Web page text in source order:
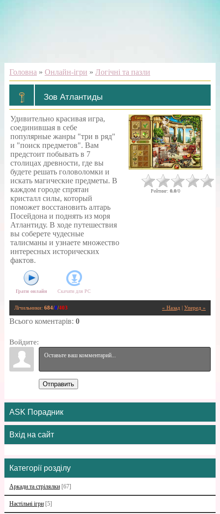
Головна » Онлайн-ігри » Логічні та пазли
Зов Атлантиды
Удивительно красивая игра,
соединившая в себе
популярные жанры "три в ряд"
и "поиск предметов". Вам
предстоит побывать в 7
столицах древности, где вы
будете решать головоломки и
искать магические предметы. В
каждом городе спрятан
кристалл силы, который
поможет восстановить алтарь
Посейдона и поднять из моря
Атлантиду. В ходе путешествия
вы соберете чудесные
талисманы и узнаете множество
интересных исторических
фактов.
Грати онлайн Скачати для PC
Рейтинг: 0.0/0
« Назад Уперед »
Лічильники: 684/0/403
Всього коментарів: 0
Войдите:
Отправить
ASK Порадник
Вхід на сайт
Категорії розділу
Аркади та стрілялки [67]
Настільні ігри [5]